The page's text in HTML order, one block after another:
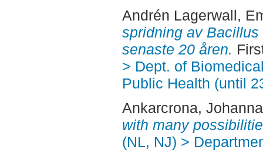
Andrén Lagerwall,
spridning av
senaste 20 åren.
> Dept. of
Public Health (until
Ankarcrona, Johanna
with many
(NL, NJ) >